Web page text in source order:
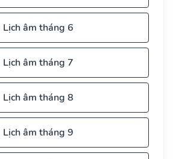
Lịch âm tháng 6
Lịch âm tháng 7
Lịch âm tháng 8
Lịch âm tháng 9